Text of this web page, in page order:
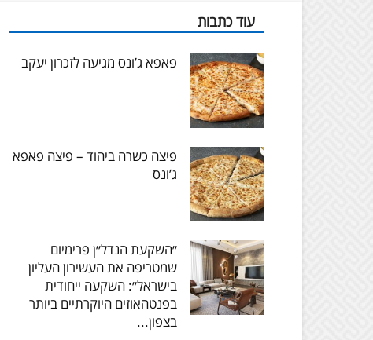
עוד כתבות
פאפא ג’ונס מגיעה לזכרון יעקב
פיצה כשרה ביהוד – פיצה פאפא
ג’ונס
״השקעת הנדל״ן פרימיום
שמטריפה את העשירון העליון
בישראל״: השקעה ייחודית
בפנטהאוזים היוקרתיים ביותר
בצפון...